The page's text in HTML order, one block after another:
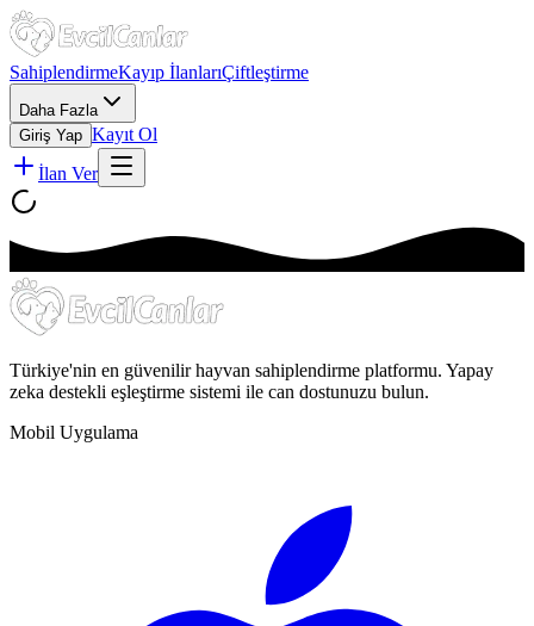
SahiplendirmeKayıp İlanlarıÇiftleştirme
Daha Fazla
Giriş Yap Kayıt Ol
İlan Ver
Türkiye'nin en güvenilir hayvan sahiplendirme platformu. Yapay
zeka destekli eşleştirme sistemi ile can dostunuzu bulun.
Mobil Uygulama